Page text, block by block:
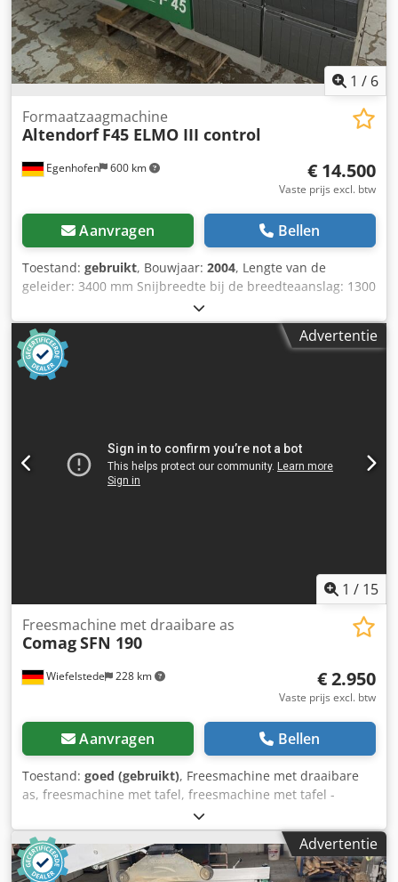
1 / 6
Egenhofen 600 km
Formaatzaagmachine
Altendorf F45 ELMO III control
€ 14.500
Vaste prijs excl. btw
Aanvragen Bellen
Toestand: gebruikt, Bouwjaar: 2004, Lengte van de
geleider: 3400 mm Snijbreedte bij de breedteaanslag: 1300
mm Snijbreedte bij de lengteaanslag: 3200 mm Snijdiepte:
154 mm Voorfrees: ja Hoogteverstelling zaagblad:
elektrisch / positiebesturing Zwenkverstelling zaagblad:
elektrisch / positiebesturing Verstelling breedteaanslag:
elektrisch / positiebesturing Verstelling lengteaanslag:
schaalverdeling Lengtemeter met verstekfunctie: ja
Diameter zaagblad: 450 mm Toerentallen: 4 Dwjdpfxjzqyxxj
Afhoa Motorvermogen: 7,5 kW Aansluiting voor afzuiging:
Advertentie
1 / 15
Wiefelstede 228 km
Freesmachine met draaibare as
ComagSFN 190
€ 2.950
Vaste prijs excl. btw
Aanvragen Bellen
Toestand: goed (gebruikt), Freesmachine met draaibare
as, freesmachine met tafel, freesmachine met tafel -
spindelverstelling: hoogte en hoek -zwenking: -3° tot 45 -
aandrijving: 4,5/5,5 kW -toerental:
3000/4500/6000/9000/12000 rpm -invoerapparaat hout-her
3 rollen -bruikbare lengte van de schacht: 100 mm -
Advertentie